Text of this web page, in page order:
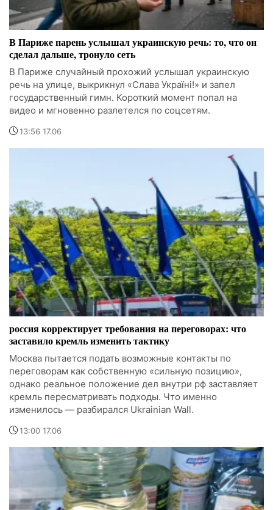
В Париже парень услышал украинскую речь: то, что он
сделал дальше, тронуло сеть
В Париже случайный прохожий услышал украинскую
речь на улице, выкрикнул «Слава Україні!» и запел
государственный гимн. Короткий момент попал на
видео и мгновенно разлетелся по соцсетям.
13:56 17.06
россия корректирует требования на переговорах: что
заставило кремль изменить тактику
Москва пытается подать возможные контакты по
переговорам как собственную «сильную позицию»,
однако реальное положение дел внутри рф заставляет
кремль пересматривать подходы. Что именно
изменилось — разбирался Ukrainian Wall.
13:00 17.06